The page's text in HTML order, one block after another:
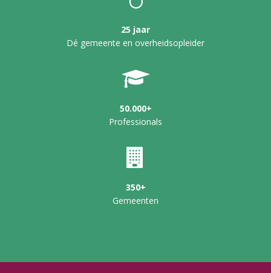
25 jaar
Dé gemeente en overheidsopleider
50.000+
Professionals
350+
Gemeenten